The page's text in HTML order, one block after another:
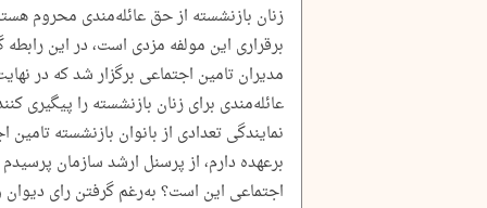
زنان بازنشسته از حق عائله‌مندی محروم
برقراری این مولفه مزدی است، در این
مدیران تامین اجتماعی برگزار شد که در
عائله‌مندی برای زنان بازنشسته را پیگیری
نمایندگی تعدادی از بانوان بازنشسته
برعهده دارم، از پرسنل ارشد سازمان
اجتماعی این است؟ به‌رغم گرفتن رای